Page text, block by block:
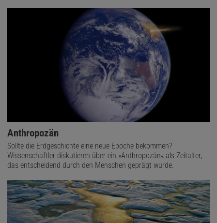
Anthropozän
Sollte die Erdgeschichte eine neue Epoche bekommen?
Wissenschaftler diskutieren über ein »Anthropozän« als Zeitalter,
das entscheidend durch den Menschen geprägt wurde.